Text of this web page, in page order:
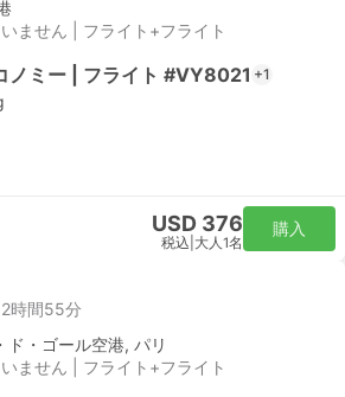
ません | フライト+フライト
ノミー | フライト #VY8021 +1
USD 376
税込 大人1名
購入
時間55分
ド・ゴール空港, パリ
ません | フライト+フライト